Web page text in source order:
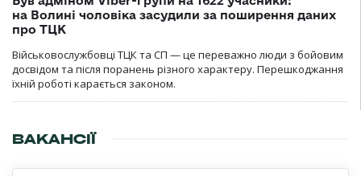
на Волині чоловіка засудили за поширення даних
про ТЦК
Військовослужбовці ТЦК та СП — це переважно люди з бойовим
досвідом та після поранень різного характеру. Перешкоджання
їхній роботі карається законом.
ВАКАНСІЇ